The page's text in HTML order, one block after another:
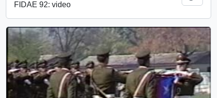
FIDAE 92: video